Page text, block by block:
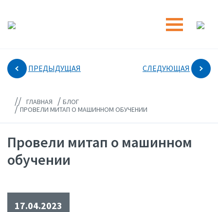
ПРЕДЫДУЩАЯ СЛЕДУЮЩАЯ
// ГЛАВНАЯ / БЛОГ
/ПРОВЕЛИ МИТАП О МАШИННОМ ОБУЧЕНИИ
Провели митап о машинном
обучении
17.04.2023